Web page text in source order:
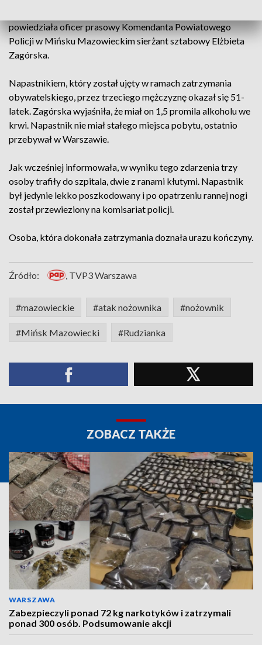
powiedziała oficer prasowy Komendanta Powiatowego
Policji w Mińsku Mazowieckim sierżant sztabowy Elżbieta
Zagórska.
Napastnikiem, który został ujęty w ramach zatrzymania
obywatelskiego, przez trzeciego mężczyznę okazał się 51-
latek. Zagórska wyjaśniła, że miał on 1,5 promila alkoholu we
krwi. Napastnik nie miał stałego miejsca pobytu, ostatnio
przebywał w Warszawie.
Jak wcześniej informowała, w wyniku tego zdarzenia trzy
osoby trafiły do szpitala, dwie z ranami kłutymi. Napastnik
był jedynie lekko poszkodowany i po opatrzeniu rannej nogi
został przewieziony na komisariat policji.
Osoba, która dokonała zatrzymania doznała urazu kończyny.
Źródło: , TVP3 Warszawa
#mazowieckie #atak nożownika #nożownik
#Mińsk Mazowiecki #Rudzianka
ZOBACZ TAKŻE
WARSZAWA
Zabezpieczyli ponad 72 kg narkotyków i zatrzymali
ponad 300 osób. Podsumowanie akcji